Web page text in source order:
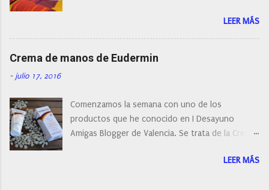
resistirse a esta paleta de colores de Clinique.
LEER MÁS
Crema de manos de Eudermin
- julio 17, 2016
Comenzamos la semana con uno de los
productos que he conocido en I Desayuno
Amigas Blogger de Valencia. Se trata de la Crema
manos para utilizar tanto en verano como en
LEER MÁS